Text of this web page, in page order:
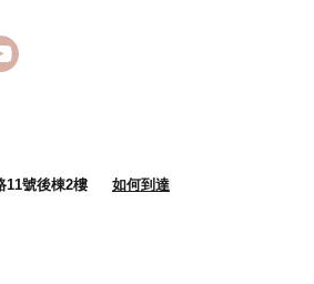
11號後棟2樓
如何到達